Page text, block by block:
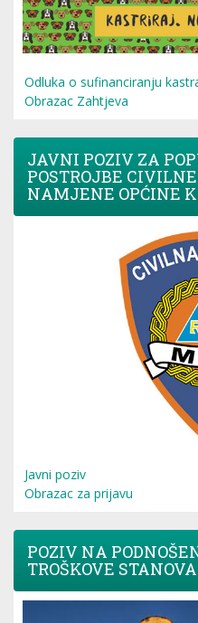
Odluka o sufinanciranju
Obrazac Zahtjeva
JAVNI POZIV ZA
POSTROJBE
NAMJENE OPĆINE
Javni poziv
Obrazac za prijavu
POZIV NA
TROŠKOVE